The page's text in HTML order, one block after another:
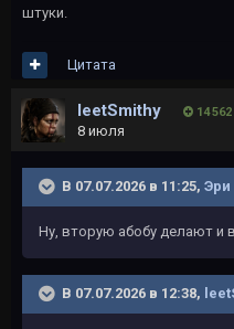
штуки.
Цитата
leetSmithy 14 562
8 июля
В 07.07.2026 в 11:25, Эри
Ну, вторую абобу делают и
В 07.07.2026 в 12:38,